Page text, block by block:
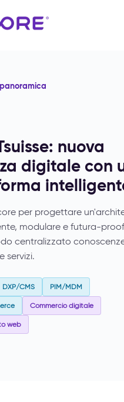
nuova
digitale con
per progettare
modulare e futura-
centralizzato
servizi.
DXP/CMS PIM/MDM
Commercio digitale
web